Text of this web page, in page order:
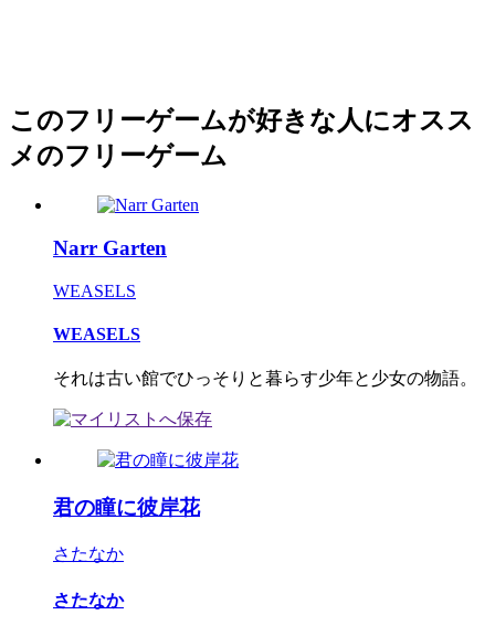
このフリーゲームが好きな人にオスス
メのフリーゲーム
Narr Garten
WEASELS
WEASELS
それは古い館でひっそりと暮らす少年と少女の物語。
君の瞳に彼岸花
さたなか
さたなか